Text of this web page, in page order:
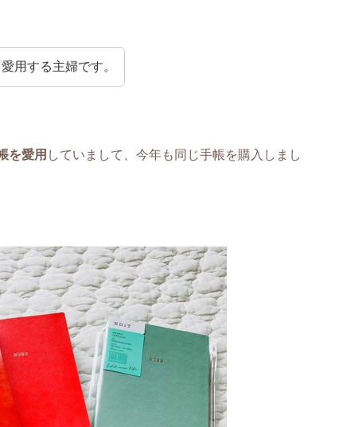
用する主婦です。
を愛用 していまして、今年も同じ手帳を購入しまし